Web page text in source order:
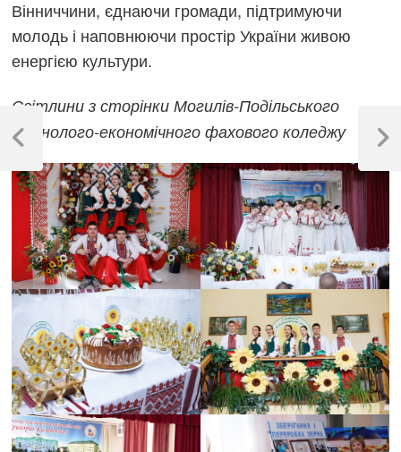
Вінниччини, єднаючи громади, підтримуючи
молодь і наповнюючи простір України живою
енергією культури.
Світлини з сторінки Могилів-Подільського
технолого-економічного фахового коледжу
Навігація
записів
Previous
Next
Post